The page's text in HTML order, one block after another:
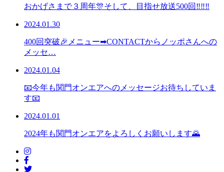
おかげさまで３周年🎊そして、目指せ放送500回‼‼‼
2024.01.30
400回突破🎉メニュー➡CONTACTからノッポさんへの
メッセ…
2024.01.04
📧今年も関門オンエアへのメッセージお待ちしていま
す📧
2024.01.01
2024年も関門オンエアをよろしくお願いします🌄